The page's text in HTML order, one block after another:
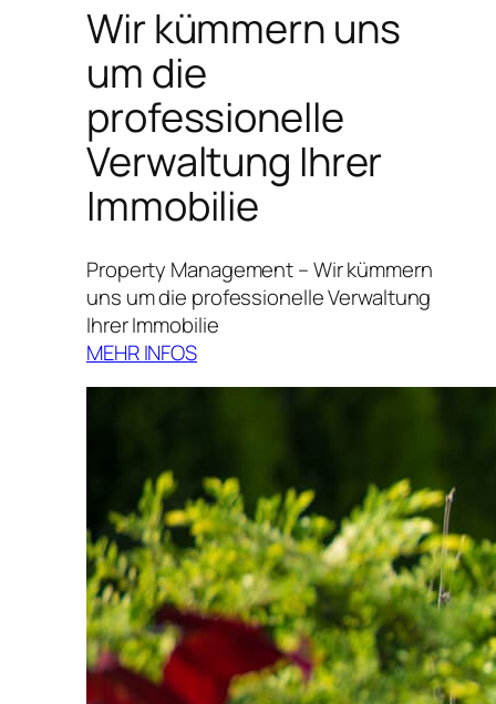
Wir kümmern uns
um die
professionelle
Verwaltung Ihrer
Immobilie
Property Management – Wir kümmern
uns um die professionelle Verwaltung
Ihrer Immobilie
MEHR INFOS